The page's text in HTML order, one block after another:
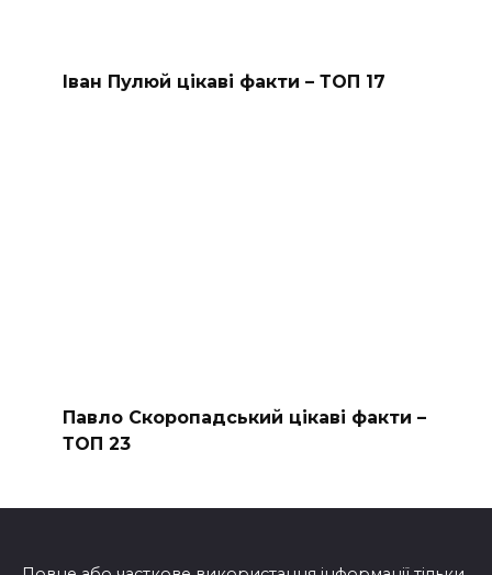
Іван Пулюй цікаві факти – ТОП 17
Павло Скоропадський цікаві факти –
ТОП 23